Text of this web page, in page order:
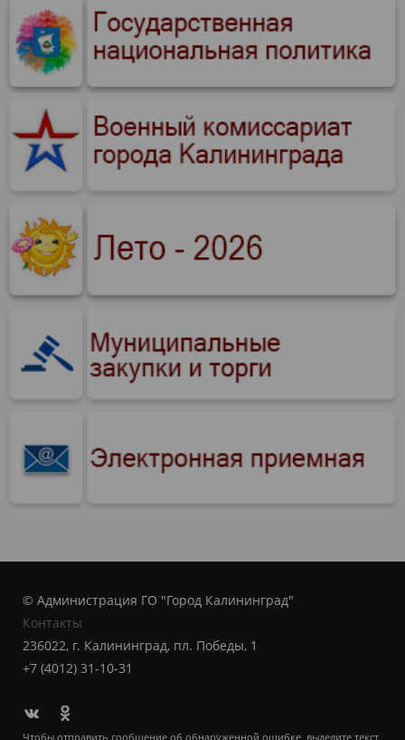
© Администрация ГО "Город Калининград"
Контакты
236022, г. Калининград, пл. Победы, 1
+7 (4012) 31-10-31
Чтобы отправить сообщение об обнаруженной ошибке, выделите текст